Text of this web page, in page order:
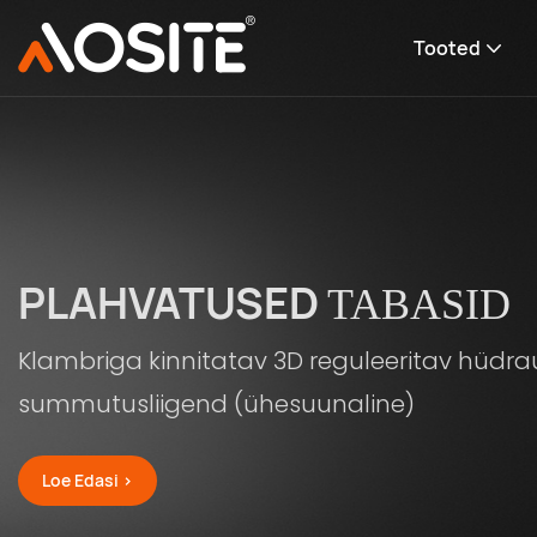
Tooted
VAIKNESÜSTEEM
Täielikult väljatõmmatav pehme sulgur
Altpoolt paigaldatavad liugused
Loe Edasi >